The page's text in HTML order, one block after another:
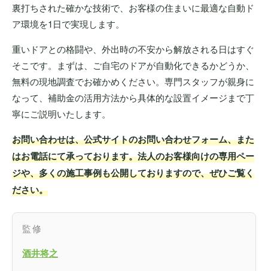
裏打ちされた確かな技術で、お客様の住まいに最適な自動ド
ア環境を1日で実現します。
重いドアとの格闘や、外出時の不安から解放される日はすぐ
そこです。まずは、ご自宅のドアが自動化できるかどうか、
無料の現地調査でお確かめください。専門スタッフが親身に
なって、補助金の活用方法から具体的な設置イメージまで丁
寧にご説明いたします。
お問い合わせは、公式サイトのお問い合わせフォーム、また
はお電話にて承っております。法人のお客様向けの専用ペー
ジや、多くの施工事例も公開しておりますので、ぜひご覧く
ださい。
監修
酒井将之